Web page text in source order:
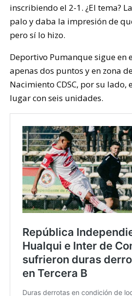
inscribiendo el 2-1. ¿El tema?
palo y daba la impresión de
pero sí lo hizo.
Deportivo Pumanque sigue en
apenas dos puntos y en zona
Nacimiento CDSC, por su lado,
lugar con seis unidades.